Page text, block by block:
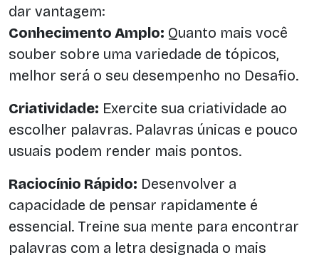
dar vantagem:
Conhecimento Amplo: Quanto mais você
souber sobre uma variedade de tópicos,
melhor será o seu desempenho no Desafio.
Criatividade: Exercite sua criatividade ao
escolher palavras. Palavras únicas e pouco
usuais podem render mais pontos.
Raciocínio Rápido: Desenvolver a
capacidade de pensar rapidamente é
essencial. Treine sua mente para encontrar
palavras com a letra designada o mais